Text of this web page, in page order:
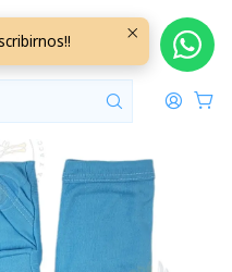
Lisos/Rayados
6 Meses Calipso Claro